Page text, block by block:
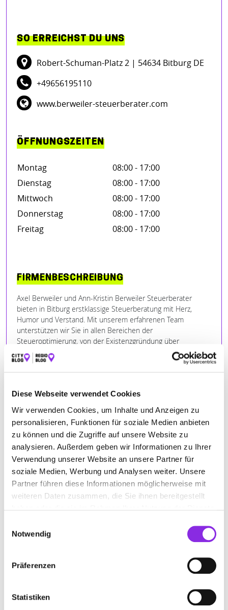
Diese Webseite verwendet Cookies
Wir verwenden Cookies, um Inhalte und Anzeigen zu
personalisieren, Funktionen für soziale Medien anbieten
zu können und die Zugriffe auf unsere Website zu
analysieren. Außerdem geben wir Informationen zu Ihrer
Verwendung unserer Website an unsere Partner für
soziale Medien, Werbung und Analysen weiter. Unsere
Partner führen diese Informationen möglicherweise mit
weiteren Daten zusammen, die Sie ihnen bereitgestellt
Notwendig
Präferenzen
Statistiken
SO ERREICHST DU UNS
Robert-Schuman-Platz 2 | 54634 Bitburg DE
+49656195110
www.berweiler-steuerberater.com
ÖFFNUNGSZEITEN
Montag
08:00 - 17:00
Dienstag
08:00 - 17:00
Mittwoch
08:00 - 17:00
Donnerstag
08:00 - 17:00
Freitag
08:00 - 17:00
FIRMENBESCHREIBUNG
Axel Berweiler und Ann-Kristin Berweiler Steuerberater
bieten in Bitburg erstklassige Steuerberatung mit Herz,
Humor und Verstand. Mit unserem erfahrenen Team
unterstützen wir Sie in allen Bereichen der
Steueroptimierung, von der Existenzgründung über
Jahresabschlüsse bis hin zu komplexen Steuererklärungen.
Unser Ziel ist es, Ihnen Zeit und Ärger zu ersparen, sei es
durch die Wahl der passenden Steuerklassen oder die
oder Erbschaftsteuer – bei uns erhalten Sie fundierte
Beratung und individuelle Lösungen für Ihr Unternehmen.
Vertrauen Sie auf unsere Expertise.
BILDER